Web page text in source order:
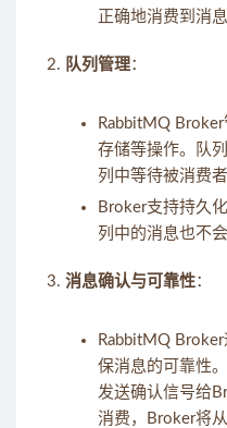
正确地消费到消息
队列管理：
RabbitMQ
存储等操作。队
列中等待被消费者
Broker支持持久
列中的消息也不
消息确认与可靠性：
RabbitMQ
保消息的可靠性
发送确认信号给
消费，Broker将